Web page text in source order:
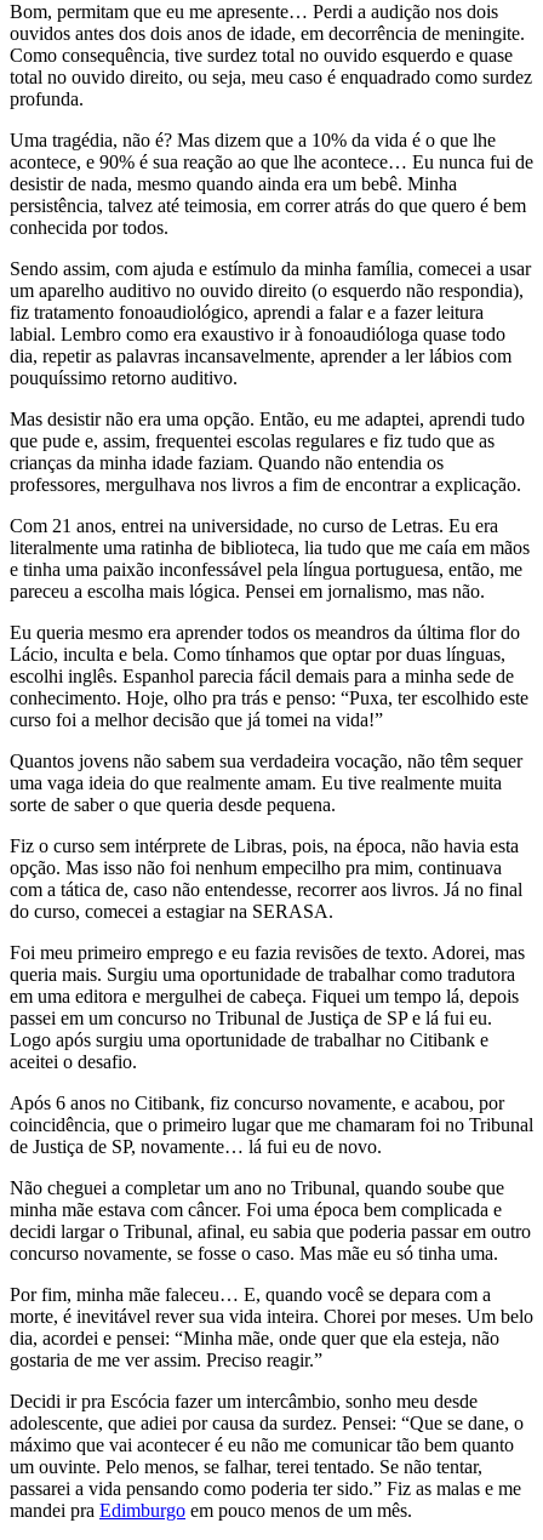
Bom, permitam que eu me apresente… Perdi a audição nos dois
ouvidos antes dos dois anos de idade, em decorrência de meningite.
Como consequência, tive surdez total no ouvido esquerdo e quase
total no ouvido direito, ou seja, meu caso é enquadrado como surdez
profunda.
Uma tragédia, não é? Mas dizem que a 10% da vida é o que lhe
acontece, e 90% é sua reação ao que lhe acontece… Eu nunca fui de
desistir de nada, mesmo quando ainda era um bebê. Minha
persistência, talvez até teimosia, em correr atrás do que quero é bem
conhecida por todos.
Sendo assim, com ajuda e estímulo da minha família, comecei a usar
um aparelho auditivo no ouvido direito (o esquerdo não respondia),
fiz tratamento fonoaudiológico, aprendi a falar e a fazer leitura
labial. Lembro como era exaustivo ir à fonoaudióloga quase todo
dia, repetir as palavras incansavelmente, aprender a ler lábios com
pouquíssimo retorno auditivo.
Mas desistir não era uma opção. Então, eu me adaptei, aprendi tudo
que pude e, assim, frequentei escolas regulares e fiz tudo que as
crianças da minha idade faziam. Quando não entendia os
professores, mergulhava nos livros a fim de encontrar a explicação.
Com 21 anos, entrei na universidade, no curso de Letras. Eu era
literalmente uma ratinha de biblioteca, lia tudo que me caía em mãos
e tinha uma paixão inconfessável pela língua portuguesa, então, me
pareceu a escolha mais lógica. Pensei em jornalismo, mas não.
Eu queria mesmo era aprender todos os meandros da última flor do
Lácio, inculta e bela. Como tínhamos que optar por duas línguas,
escolhi inglês. Espanhol parecia fácil demais para a minha sede de
conhecimento. Hoje, olho pra trás e penso: “Puxa, ter escolhido este
curso foi a melhor decisão que já tomei na vida!”
Quantos jovens não sabem sua verdadeira vocação, não têm sequer
uma vaga ideia do que realmente amam. Eu tive realmente muita
sorte de saber o que queria desde pequena.
Fiz o curso sem intérprete de Libras, pois, na época, não havia esta
opção. Mas isso não foi nenhum empecilho pra mim, continuava
com a tática de, caso não entendesse, recorrer aos livros. Já no final
do curso, comecei a estagiar na SERASA.
Foi meu primeiro emprego e eu fazia revisões de texto. Adorei, mas
queria mais. Surgiu uma oportunidade de trabalhar como tradutora
em uma editora e mergulhei de cabeça. Fiquei um tempo lá, depois
passei em um concurso no Tribunal de Justiça de SP e lá fui eu.
Logo após surgiu uma oportunidade de trabalhar no Citibank e
aceitei o desafio.
Após 6 anos no Citibank, fiz concurso novamente, e acabou, por
coincidência, que o primeiro lugar que me chamaram foi no Tribunal
de Justiça de SP, novamente… lá fui eu de novo.
Não cheguei a completar um ano no Tribunal, quando soube que
minha mãe estava com câncer. Foi uma época bem complicada e
decidi largar o Tribunal, afinal, eu sabia que poderia passar em outro
concurso novamente, se fosse o caso. Mas mãe eu só tinha uma.
Por fim, minha mãe faleceu… E, quando você se depara com a
morte, é inevitável rever sua vida inteira. Chorei por meses. Um belo
dia, acordei e pensei: “Minha mãe, onde quer que ela esteja, não
gostaria de me ver assim. Preciso reagir.”
Decidi ir pra Escócia fazer um intercâmbio, sonho meu desde
adolescente, que adiei por causa da surdez. Pensei: “Que se dane, o
máximo que vai acontecer é eu não me comunicar tão bem quanto
um ouvinte. Pelo menos, se falhar, terei tentado. Se não tentar,
passarei a vida pensando como poderia ter sido.” Fiz as malas e me
mandei pra Edimburgo em pouco menos de um mês.